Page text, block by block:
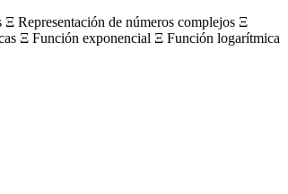
Representación de números complejos Ξ
Ξ Función exponencial Ξ Función logarítmica